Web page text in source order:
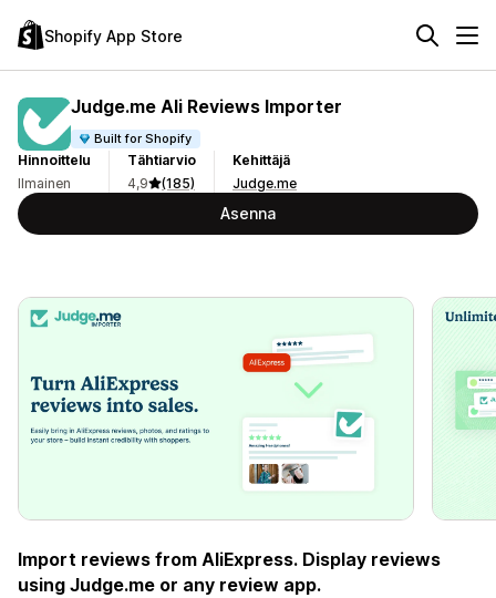
Shopify App Store
Judge.me Ali Reviews Importer
Built for Shopify
Hinnoittelu
Ilmainen
Tähtiarvio
4,9
(185)
Kehittäjä
Judge.me
Asenna
Import reviews from AliExpress. Display reviews
using Judge.me or any review app.